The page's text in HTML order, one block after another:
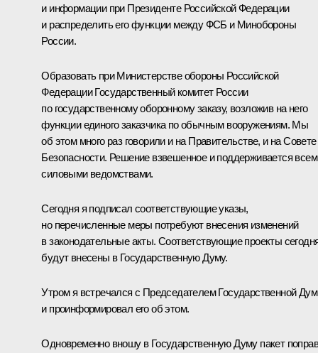
и информации при Президенте Российской Федерации
и распределить его функции между ФСБ и Минобороны
России.
Образовать при Министерстве обороны Российской
Федерации Государственный комитет России
по государственному оборонному заказу, возложив на него
функции единого заказчика по обычным вооружениям. Мы
об этом много раз говорили и на Правительстве, и на Совете
Безопасности. Решение взвешенное и поддерживается
силовыми ведомствами.
Сегодня я подписал соответствующие указы,
но перечисленные меры потребуют внесения изменений
в законодательные акты. Соответствующие проекты
будут внесены в Государственную Думу.
Утром я встречался с Председателем Государственной
и проинформировал его об этом.
Одновременно вношу в Государственную Думу пакет